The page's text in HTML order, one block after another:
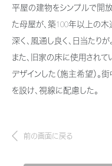
これから
多彩な動画やこだわりが詰ま
づくりを楽しく学べるデジタル
ホームラウンジ 新築・戸建
ミサワゼネラルソリューショ
ミサワオーナーズクラブ
中途採用
障がい者採用
ウエルネス事業
平屋の建物をシンプルで開
た母屋が、築100年以上の
深く、風通し良く、日当たり
また、旧家の床に使用され
デザインした（施主希望）。
を設け、視線に配慮した。
前の画面に戻る